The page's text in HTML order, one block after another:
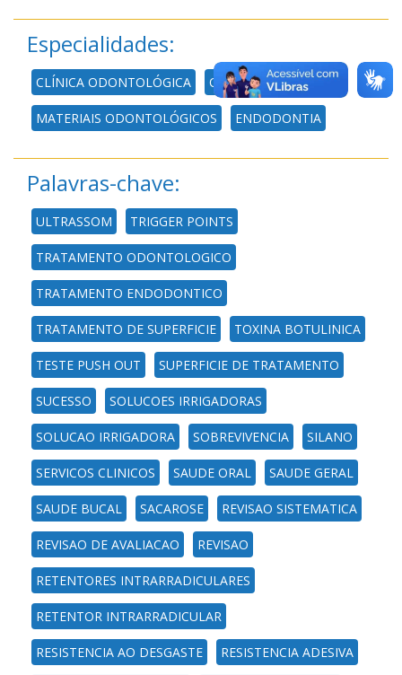
Especialidades:
CLÍNICA ODONTOLÓGICA ODONTOLOGIA
MATERIAIS ODONTOLÓGICOS ENDODONTIA
Palavras-chave:
ULTRASSOM TRIGGER POINTS
TRATAMENTO ODONTOLOGICO
TRATAMENTO ENDODONTICO
TRATAMENTO DE SUPERFICIE TOXINA BOTULINICA
TESTE PUSH OUT SUPERFICIE DE TRATAMENTO
SUCESSO SOLUCOES IRRIGADORAS
SOLUCAO IRRIGADORA SOBREVIVENCIA SILANO
SERVICOS CLINICOS SAUDE ORAL SAUDE GERAL
SAUDE BUCAL SACAROSE REVISAO SISTEMATICA
REVISAO DE AVALIACAO REVISAO
RETENTORES INTRARRADICULARES
RETENTOR INTRARRADICULAR
RESISTENCIA AO DESGASTE RESISTENCIA ADESIVA